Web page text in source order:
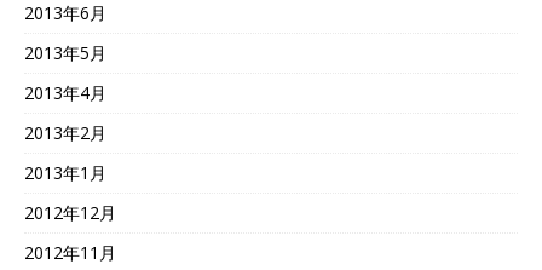
2013年6月
2013年5月
2013年4月
2013年2月
2013年1月
2012年12月
2012年11月